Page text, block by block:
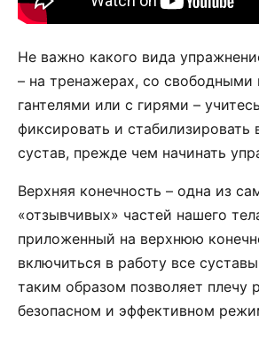
Не важно какого вида
– на тренажерах, со свободными
гантелями или с гирями –
фиксировать и стабилизировать
сустав, прежде чем начинать
Верхняя конечность – одна из
«отзывчивых» частей нашего
приложенный на верхнюю
включиться в работу все
таким образом позволяет плечу
безопасном и эффективном